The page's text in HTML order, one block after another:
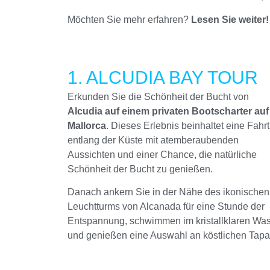
Möchten Sie mehr erfahren? Lesen Sie weiter!
1. ALCUDIA BAY TOUR
Erkunden Sie die Schönheit der Bucht von
Alcudia auf einem privaten Bootscharter auf
Mallorca. Dieses Erlebnis beinhaltet eine Fahrt
entlang der Küste mit atemberaubenden
Aussichten und einer Chance, die natürliche
Schönheit der Bucht zu genießen.
Danach ankern Sie in der Nähe des ikonischen
Leuchtturms von Alcanada für eine Stunde der
Entspannung, schwimmen im kristallklaren
und genießen eine Auswahl an köstlichen